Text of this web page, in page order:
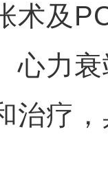
术及
心力
治疗